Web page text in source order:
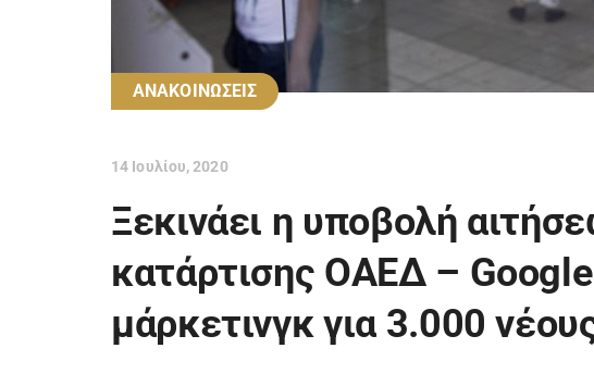
ΑΝΑΚΟΙΝΩΣΕΙΣ
14 Ιουλίου, 2020
Ξεκινάει η υποβολή
κατάρτισης ΟΑΕΔ –
μάρκετινγκ για 3.000